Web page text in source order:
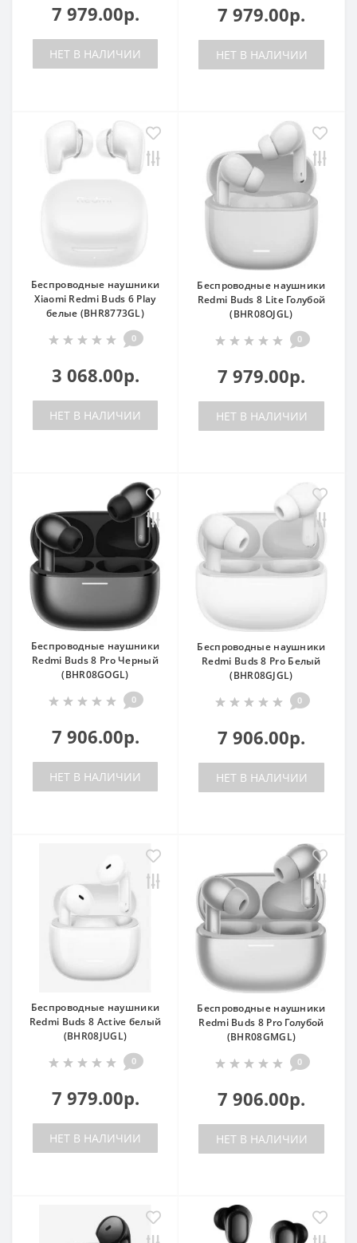
7 979.00р.
НЕТ В НАЛИЧИИ
7 979.00р.
НЕТ В НАЛИЧИИ
Беспроводные наушники
Xiaomi Redmi Buds 6 Play
белые (BHR8773GL)
0
3 068.00р.
НЕТ В НАЛИЧИИ
Беспроводные наушники
Redmi Buds 8 Lite Голубой
(BHR08OJGL)
0
7 979.00р.
НЕТ В НАЛИЧИИ
Беспроводные наушники
Redmi Buds 8 Pro Черный
(BHR08GOGL)
0
7 906.00р.
НЕТ В НАЛИЧИИ
Беспроводные наушники
Redmi Buds 8 Pro Белый
(BHR08GJGL)
0
7 906.00р.
НЕТ В НАЛИЧИИ
Беспроводные наушники
Redmi Buds 8 Active белый
(BHR08JUGL)
0
7 979.00р.
НЕТ В НАЛИЧИИ
Беспроводные наушники
Redmi Buds 8 Pro Голубой
(BHR08GMGL)
0
7 906.00р.
НЕТ В НАЛИЧИИ